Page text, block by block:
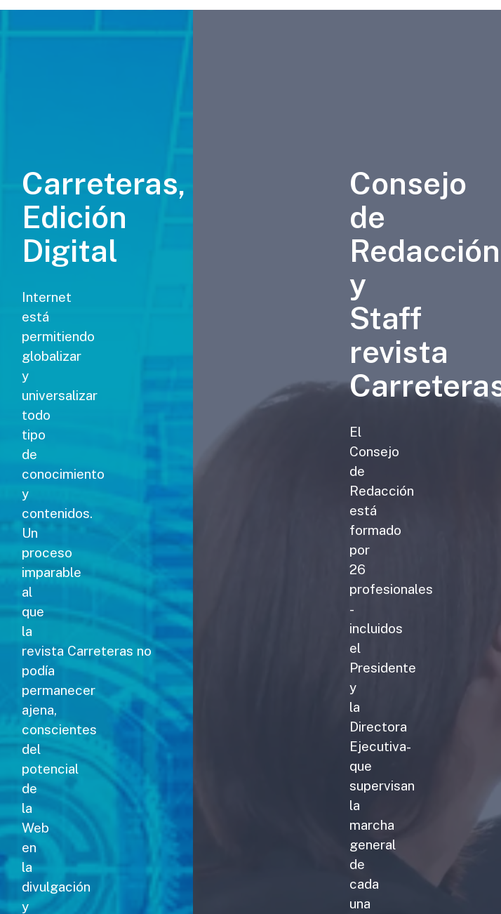
Carreteras,
Edición
Digital
Internet
está
permitiendo
globalizar
y
universalizar
todo
tipo
de
conocimiento
y
contenidos.
Un
proceso
imparable
al
que
la
revista Carreteras no
podía
permanecer
ajena,
conscientes
del
potencial
de
la
Web
en
la
divulgación
y
Consejo
de
Redacción
y
Staff
revista
El
Consejo
de
Redacción
está
formado
por
26
profesionales
-
incluidos
el
Presidente
y
la
Directora
Ejecutiva-
que
supervisan
la
marcha
general
de
cada
una